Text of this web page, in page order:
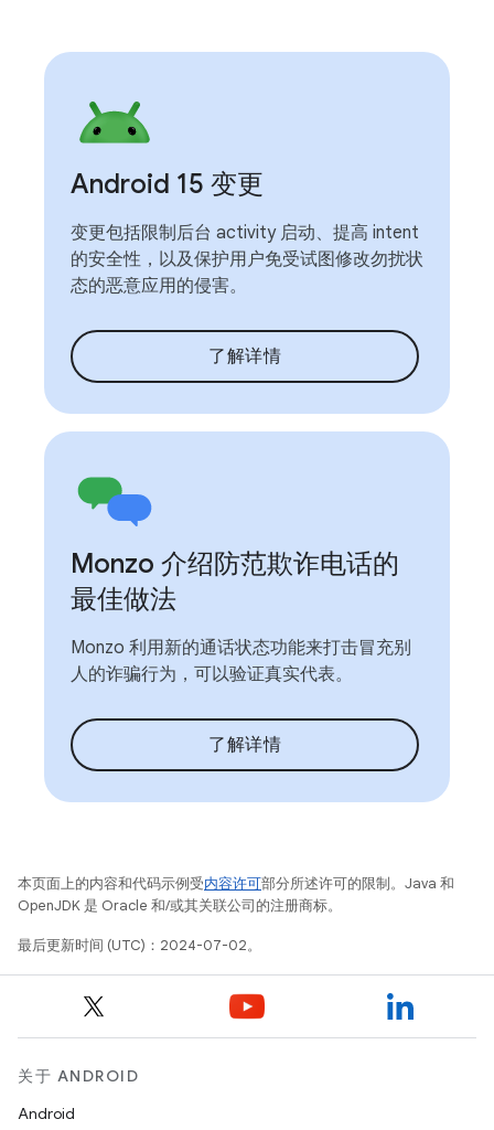
Android 15 变更
变更包括限制后台 activity 启动、提高 intent
的安全性，以及保护用户免受试图修改勿扰状
态的恶意应用的侵害。
了解详情
Monzo 介绍防范欺诈电话的
最佳做法
Monzo 利用新的通话状态功能来打击冒充别
人的诈骗行为，可以验证真实代表。
了解详情
本页面上的内容和代码示例受内容许可部分所述许可的限制。Java 和
OpenJDK 是 Oracle 和/或其关联公司的注册商标。
最后更新时间 (UTC)：2024-07-02。
关于 ANDROID
Android